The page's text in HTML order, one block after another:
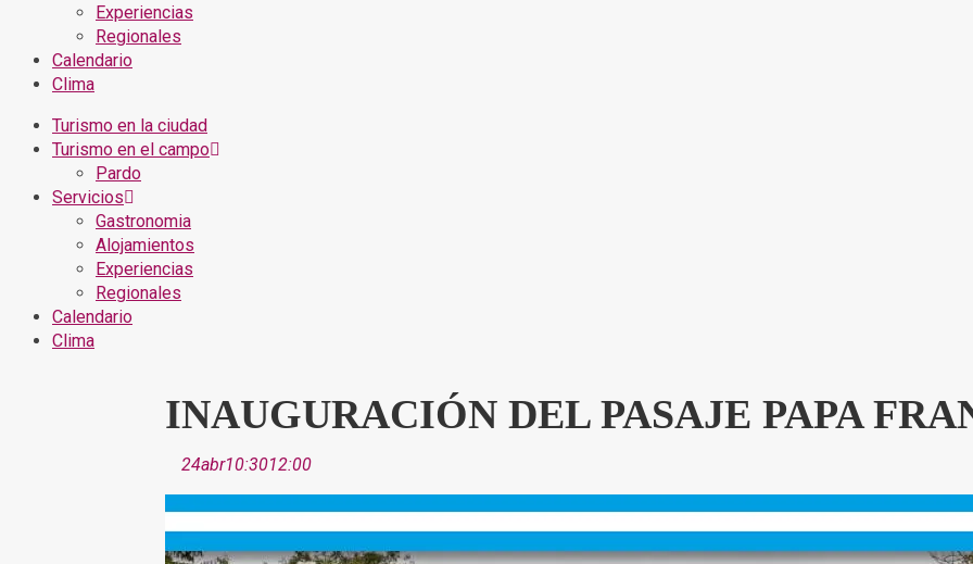
Experiencias
Regionales
Calendario
Clima
Turismo en la ciudad
Turismo en el campo
Pardo
Servicios
Gastronomia
Alojamientos
Experiencias
Regionales
Calendario
Clima
INAUGURACIÓN DEL PASAJE PAPA
24abr10:3012:00